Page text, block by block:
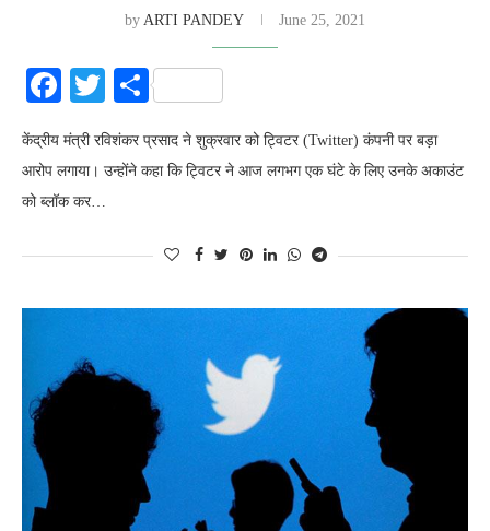
by ARTI PANDEY June 25, 2021
Facebook
Twitter
Share
केंद्रीय मंत्री रविशंकर प्रसाद ने शुक्रवार को ट्विटर (Twitter) कंपनी पर बड़ा
आरोप लगाया। उन्होंने कहा कि ट्विटर ने आज लगभग एक घंटे के लिए उनके अकाउंट
को ब्लॉक कर…